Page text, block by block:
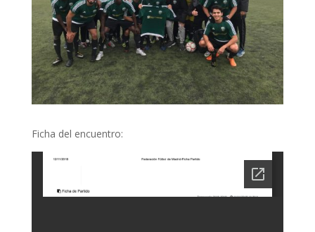
Ficha del encuentro: